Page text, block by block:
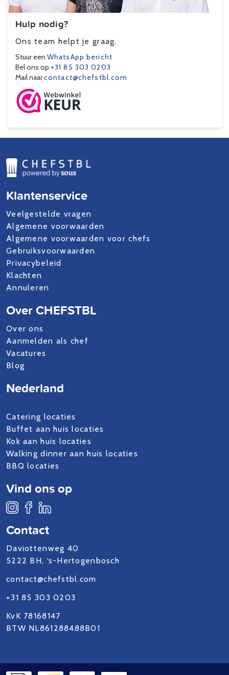
Hulp nodig?
Ons team helpt je graag.
Stuur een WhatsApp bericht
Bel ons op +31 85 303 0203
Mail naarcontact@chefstbl.com
Klantenservice
Veelgestelde vragen
Algemene voorwaarden
Algemene voorwaarden voor chefs
Gebruiksvoorwaarden
Privacybeleid
Klachten
Annuleren
Over CHEFSTBL
Over ons
Aanmelden als chef
Vacatures
Blog
Contact
Daviottenweg 40
5222 BH, ‘s-Hertogenbosch
contact@chefstbl.com
+31 85 303 0203
KvK 78168147
BTW NL861288488B01
Nederland
Catering locaties
Buffet aan huis locaties
Kok aan huis locaties
Walking dinner aan huis locaties
BBQ locaties
Vind ons op